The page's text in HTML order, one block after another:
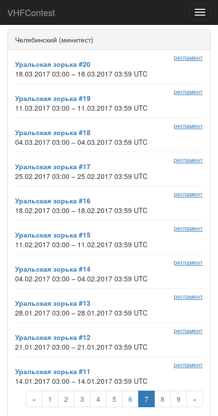
VHFContest
Челябинский (минитест)
регламент
Уральская зорька #20
18.03.2017 03:00 – 18.03.2017 03:59 UTC
регламент
Уральская зорька #19
11.03.2017 03:00 – 11.03.2017 03:59 UTC
регламент
Уральская зорька #18
04.03.2017 03:00 – 04.03.2017 03:59 UTC
регламент
Уральская зорька #17
25.02.2017 03:00 – 25.02.2017 03:59 UTC
регламент
Уральская зорька #16
18.02.2017 03:00 – 18.02.2017 03:59 UTC
регламент
Уральская зорька #15
11.02.2017 03:00 – 11.02.2017 03:59 UTC
регламент
Уральская зорька #14
04.02.2017 03:00 – 04.02.2017 03:59 UTC
регламент
Уральская зорька #13
28.01.2017 03:00 – 28.01.2017 03:59 UTC
регламент
Уральская зорька #12
21.01.2017 03:00 – 21.01.2017 03:59 UTC
регламент
Уральская зорька #11
14.01.2017 03:00 – 14.01.2017 03:59 UTC
«
1 2 3 4 5 6 7 8 9 »